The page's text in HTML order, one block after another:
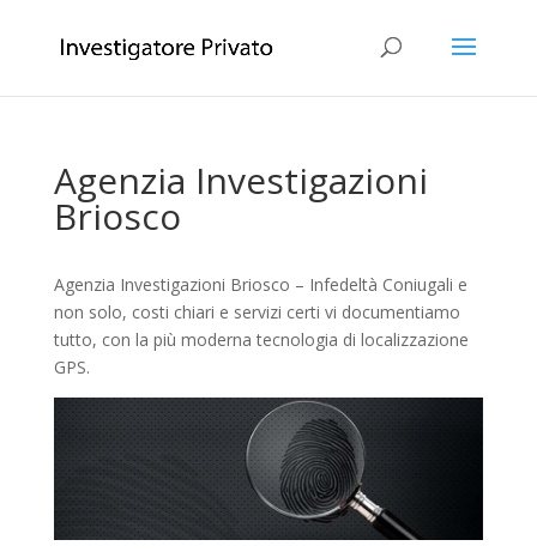
Agenzia Investigazioni
Briosco
Agenzia Investigazioni Briosco – Infedeltà Coniugali e
non solo, costi chiari e servizi certi vi documentiamo
tutto, con la più moderna tecnologia di localizzazione
GPS.